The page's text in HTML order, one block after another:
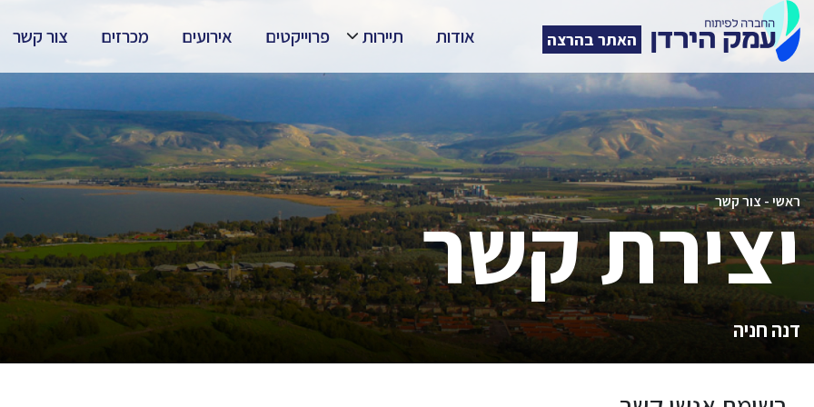
האתר בהרצה אודות תיירות פרוייקטים אירועים מכרזים צור קשר
ראשי- צור קשר
יצירת קשר
דנה חניה